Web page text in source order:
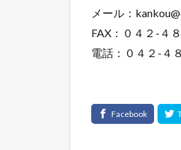
メール：
FAX：０４２-４
電話：０４２-４